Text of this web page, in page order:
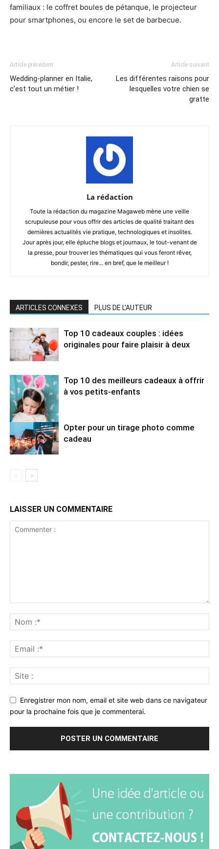
familiaux : le coffret boules de pétanque, le projecteur
pour smartphones, ou encore le set de barbecue.
Article précédent
Wedding-planner en Italie,
c’est tout un métier !
Article suivant
Les différentes raisons pour
lesquelles votre chien se
gratte
La rédaction
Toute la rédaction du magazine Magaweb mène une veille
scrupuleuse pour vous offrir des articles de qualité traitant des
dernières actualités vie pratique, technologiques et insolites.
Jour après jour, elle épluche blogs et journaux, le tout-venant de
la presse, pour trouver les thématiques qui vous feront rêver,
bondir, pester, rire... en bref, que le meilleur !
ARTICLES CONNEXES PLUS DE L'AUTEUR
Top 10 cadeaux couples : idées
originales pour faire plaisir à deux
Top 10 des meilleurs cadeaux à offrir
à vos petits-enfants
Opter pour un tirage photo comme
cadeau
LAISSER UN COMMENTAIRE
Enregistrer mon nom, email et site web dans ce navigateur
pour la prochaine fois que je commenterai.